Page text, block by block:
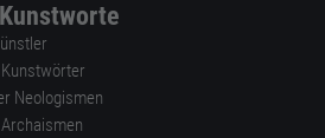
Neologismen